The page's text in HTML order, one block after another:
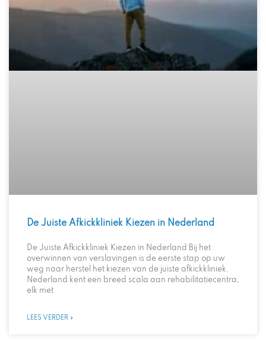
De Juiste Afkickkliniek Kiezen in Nederland
De Juiste Afkickkliniek Kiezen in Nederland Bij het
overwinnen van verslavingen is de eerste stap op uw
weg naar herstel het kiezen van de juiste afkickkliniek.
Nederland kent een breed scala aan rehabilitatiecentra,
elk met
LEES VERDER »